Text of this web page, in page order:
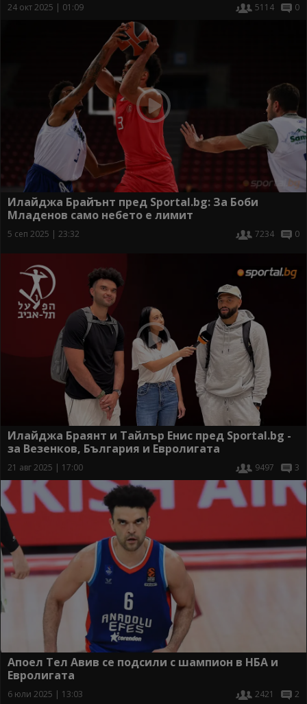
24 окт 2025 | 01:09 5114 0
Илайджа Брайънт пред Sportal.bg: За Боби
Младенов само небето е лимит
5 сеп 2025 | 23:32 7234 0
Илайджа Браянт и Тайлър Енис пред Sportal.bg -
за Везенков, България и Евролигата
21 авг 2025 | 17:00 9497 3
Апоел Тел Авив се подсили с шампион в НБА и
Евролигата
6 юли 2025 | 13:03 2421 2